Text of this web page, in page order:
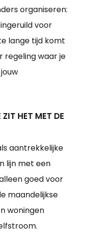
organiseren:
voor
lange tijd komt
regeling waar je
HET MET DE
aantrekkelijke
lijn met een
goed voor
maandelijkse
woningen